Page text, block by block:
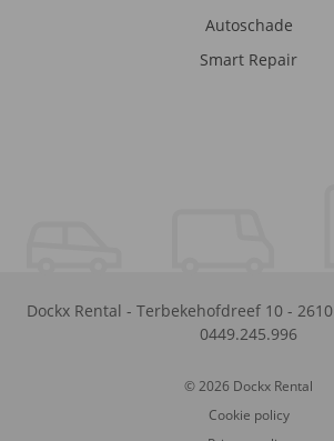
Autoschade
Smart Repair
Dockx Rental - Terbekehofdreef 10 - 2610
0449.245.996
© 2026 Dockx Rental
Cookie policy